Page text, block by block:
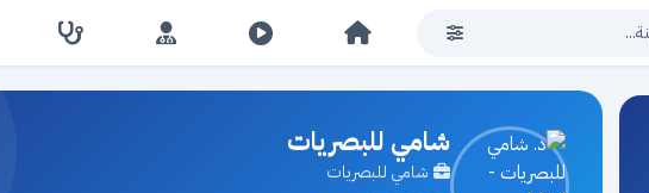
شامي للبصريات
شامي للبصريات